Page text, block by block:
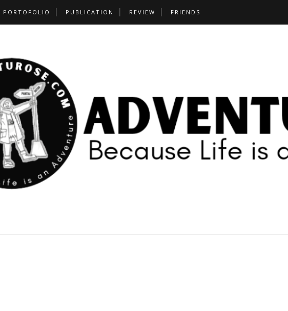
PORTOFOLIO PUBLICATION REVIEW FRIENDS